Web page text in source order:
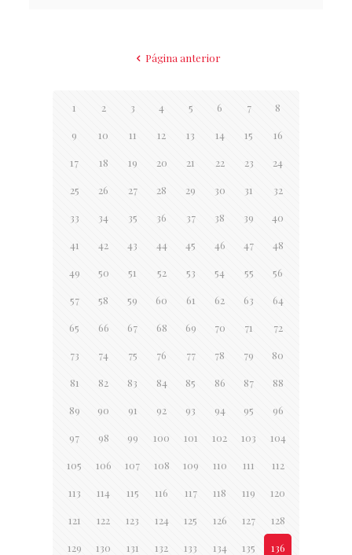
Página anterior
1 2 3 4 5 6 7 8
9 10 11 12 13 14 15 16
17 18 19 20 21 22 23 24
25 26 27 28 29 30 31 32
33 34 35 36 37 38 39 40
41 42 43 44 45 46 47 48
49 50 51 52 53 54 55 56
57 58 59 60 61 62 63 64
65 66 67 68 69 70 71 72
73 74 75 76 77 78 79 80
81 82 83 84 85 86 87 88
89 90 91 92 93 94 95 96
97 98 99 100 101 102 103 104
105 106 107 108 109 110 111 112
113 114 115 116 117 118 119 120
121 122 123 124 125 126 127 128
129 130 131 132 133 134 135 136